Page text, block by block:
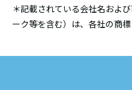
＊記載されている会社名およ
ーク等を含む）は、各社の商